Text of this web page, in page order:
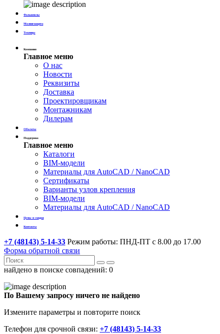
Фальшполы
Молниезащита
Теплицы
Компания
Главное меню
О нас
Новости
Реквизиты
Доставка
Проектировщикам
Монтажникам
Дилерам
Объекты
Поддержка
Главное меню
Каталоги
BIM-модели
Материалы для AutoCAD / NanoCAD
Сертификаты
Варианты узлов крепления
BIM-модели
Материалы для AutoCAD / NanoCAD
Цены и скидки
Контакты
+7 (48143) 5-14-33 Режим работы: ПНД-ПТ с 8.00 до 17.00
Форма обратной связи
найдено в поиске совпадений: 0
По Вашему запросу ничего не найдено
Измените параметры и повторите поиск
Телефон для срочной связи: +7 (48143) 5-14-33